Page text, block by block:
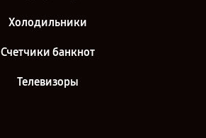
Петербург
Холодильники
Счетчики банкнот
Телевизоры